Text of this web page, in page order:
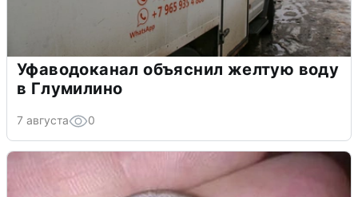
Уфаводоканал объяснил желтую воду
в Глумилино
7 августа 0